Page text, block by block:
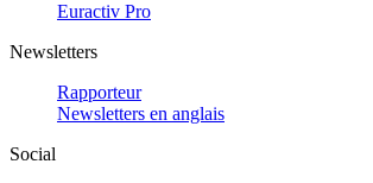
Euractiv Pro
Newsletters
Rapporteur
Newsletters en anglais
Social